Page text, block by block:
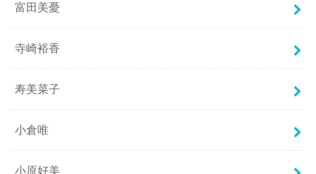
富田美憂
寺崎裕香
寿美菜子
小倉唯
小原好美